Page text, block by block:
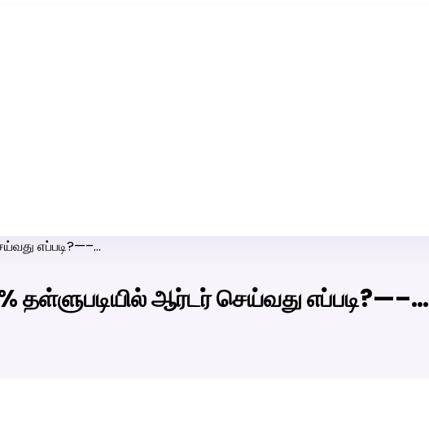
எப்படி?—–…
தள்ளுபடியில் ஆர்டர் செய்வது எப்படி?—–…
100% இலவச திருமண சேவை! வாட்ஸப் எண்: